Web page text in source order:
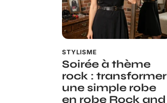
STYLISME
Soirée à thème
rock : transformer
une simple robe
en robe Rock and